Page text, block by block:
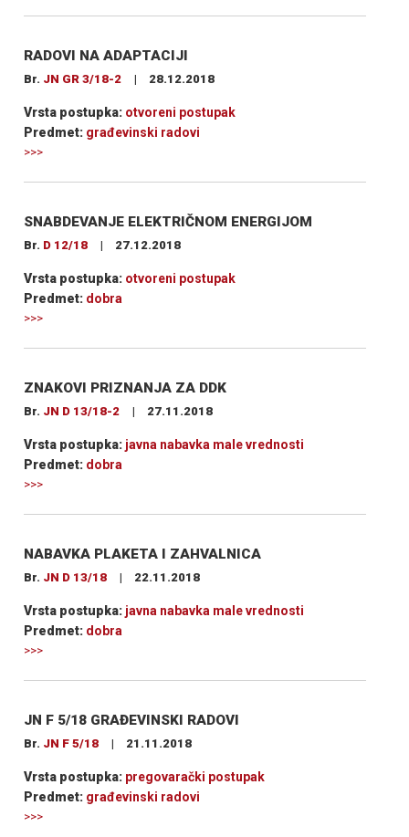
RADOVI NA ADAPTACIJI
Br. JN GR 3/18-2 | 28.12.2018
Vrsta postupka: otvoreni postupak
Predmet: građevinski radovi
>>>
SNABDEVANJE ELEKTRIČNOM ENERGIJOM
Br. D 12/18 | 27.12.2018
Vrsta postupka: otvoreni postupak
Predmet: dobra
>>>
ZNAKOVI PRIZNANJA ZA DDK
Br. JN D 13/18-2 | 27.11.2018
Vrsta postupka: javna nabavka male vrednosti
Predmet: dobra
>>>
NABAVKA PLAKETA I ZAHVALNICA
Br. JN D 13/18 | 22.11.2018
Vrsta postupka: javna nabavka male vrednosti
Predmet: dobra
>>>
JN F 5/18 GRAĐEVINSKI RADOVI
Br. JN F 5/18 | 21.11.2018
Vrsta postupka: pregovarački postupak
Predmet: građevinski radovi
>>>